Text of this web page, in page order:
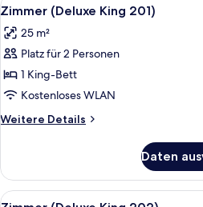
111)
Fotos
für
Zimmer
(Deluxe
King
201)
anzeigen
5
Zimmer (Deluxe King 201)
25 m²
Platz für 2 Personen
1 King-Bett
Kostenloses WLAN
Weitere Details
Weitere
(Deluxe
King
Daten
Alle5